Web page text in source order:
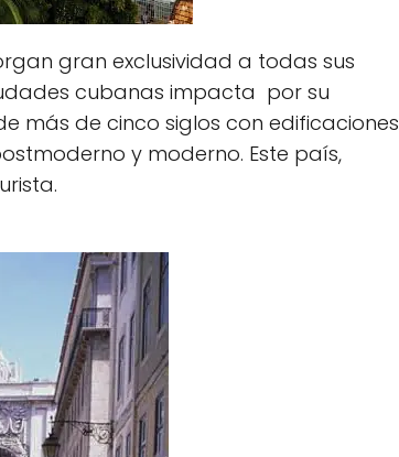
gran exclusividad a todas sus
cubanas impacta por su
más de cinco siglos con edificaciones
y moderno. Este país,